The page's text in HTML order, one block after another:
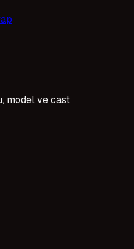
model ve cast